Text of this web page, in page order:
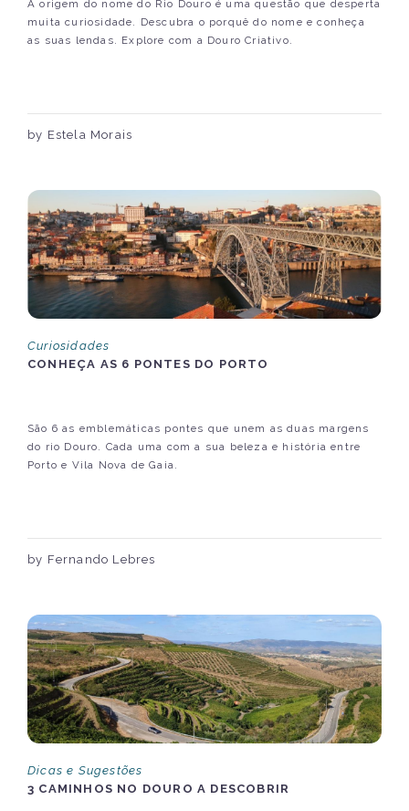
A origem do nome do Rio Douro é uma questão que desperta
muita curiosidade. Descubra o porquê do nome e conheça
as suas lendas. Explore com a Douro Criativo.
by Estela Morais
Curiosidades
CONHEÇA AS 6 PONTES DO PORTO
São 6 as emblemáticas pontes que unem as duas margens
do rio Douro. Cada uma com a sua beleza e história entre
Porto e Vila Nova de Gaia.
by Fernando Lebres
Dicas e Sugestões
3 CAMINHOS NO DOURO A DESCOBRIR